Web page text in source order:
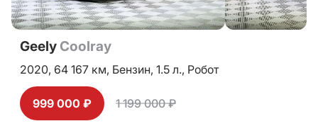
Geely Coolray
2020, 64 167 км, Бензин, 1.5 л., Робот
999 000 ₽ 1 199 000 ₽